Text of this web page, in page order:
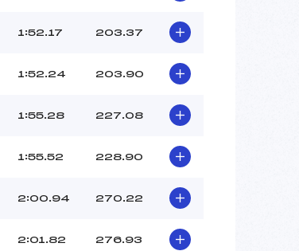
1:52.17 203.37
1:52.24 203.90
1:55.28 227.08
1:55.52 228.90
2:00.94 270.22
2:01.82 276.93